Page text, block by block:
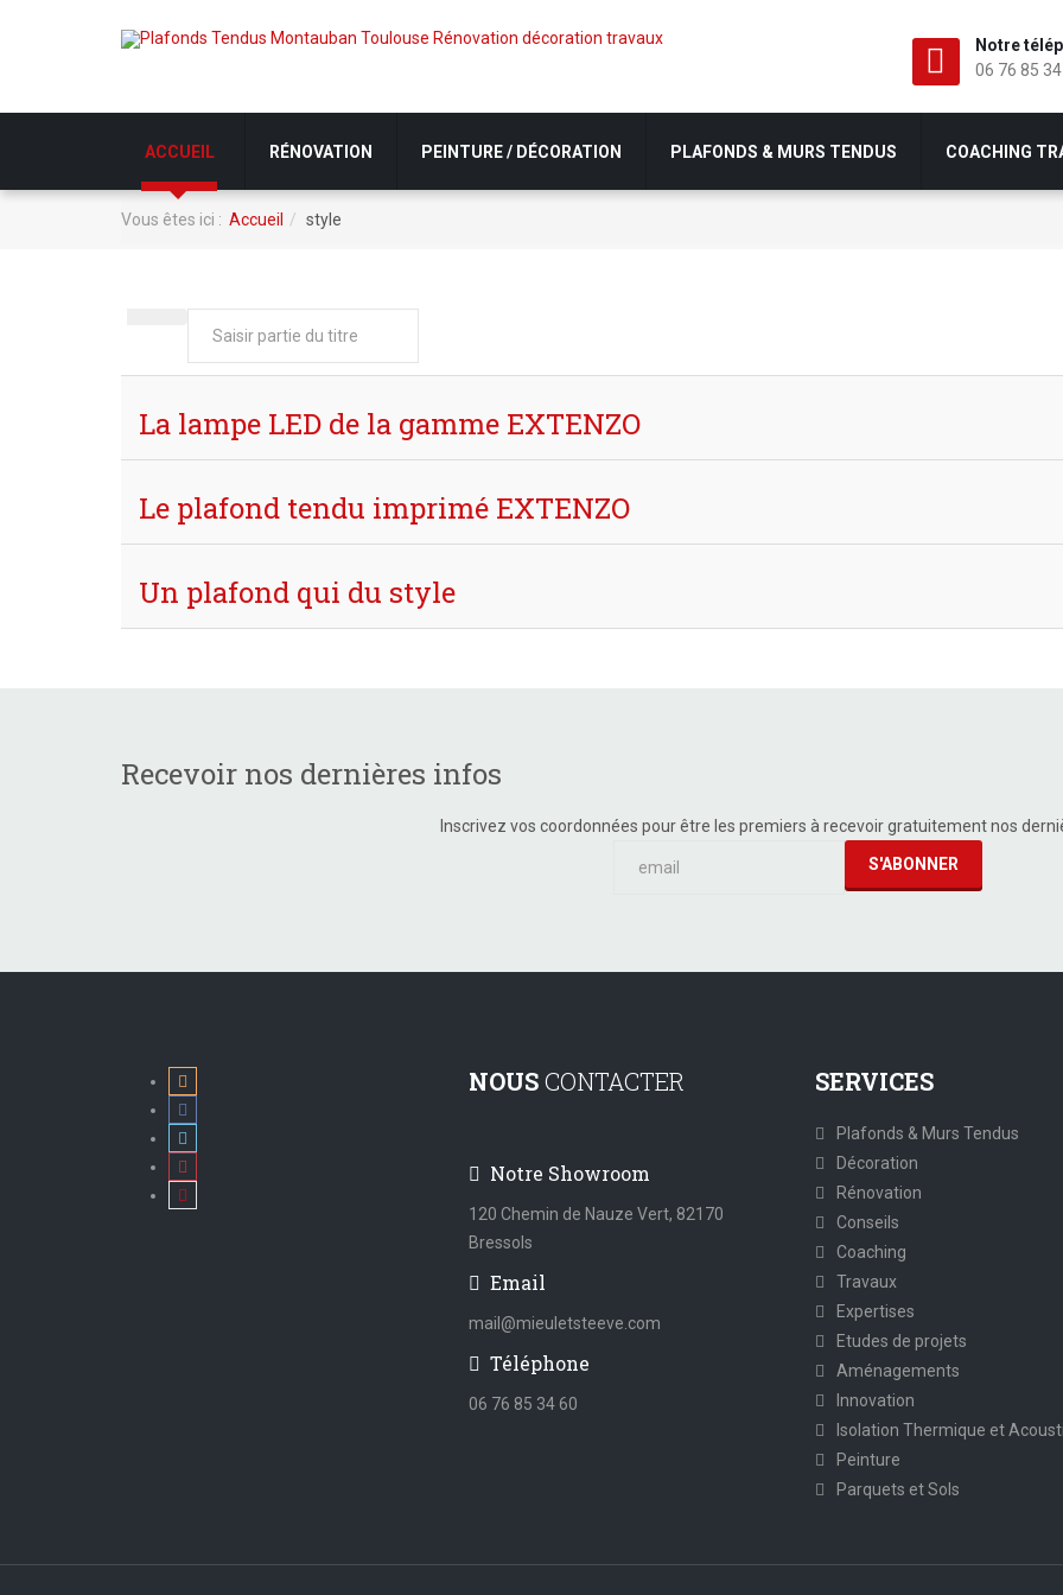
Notre
06 76 85
ACCUEIL RÉNOVATION PEINTURE / DÉCORATION PLAFONDS & MURS TENDUS COACHING
Vous êtes ici : Accueil style
du
La lampe LED de la gamme EXTENZO
Le plafond tendu imprimé EXTENZO
Un plafond qui du style
Recevoir nos dernières infos
Inscrivez vos coordonnées pour être les premiers à recevoir gratuitement nos
NOUSCONTACTER
Notre Showroom
120 Chemin de Nauze Vert, 82170
Bressols
Email
mail@mieuletsteeve.com
Téléphone
06 76 85 34 60
SERVICES
Plafonds & Murs Tendus
Décoration
Rénovation
Conseils
Coaching
Travaux
Expertises
Etudes de projets
Aménagements
Innovation
Isolation Thermique et
Peinture
Parquets et Sols